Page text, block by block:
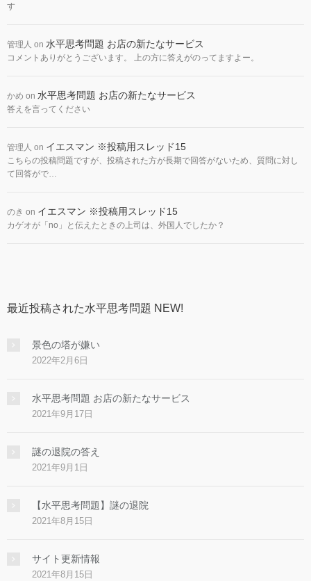
す
管理人 on 水平思考問題 お店の新たなサービス
コメントありがとうございます。 上の方に答えがのってますよー。
かめ on 水平思考問題 お店の新たなサービス
答えを言ってください
管理人 on イエスマン ※投稿用スレッド15
こちらの投稿問題ですが、投稿された方が長期で回答がないため、質問に対し
て回答がで…
のき on イエスマン ※投稿用スレッド15
カゲオが「no」と伝えたときの上司は、外国人でしたか？
最近投稿された水平思考問題 NEW!
景色の塔が嫌い
2022年2月6日
水平思考問題 お店の新たなサービス
2021年9月17日
謎の退院の答え
2021年9月1日
【水平思考問題】謎の退院
2021年8月15日
サイト更新情報
2021年8月15日